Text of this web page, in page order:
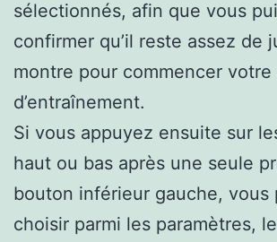
sélectionnés, afin que vous
confirmer qu’il reste assez de
montre pour commencer votre
d’entraînement.
Si vous appuyez ensuite sur
haut ou bas après une seule
bouton inférieur gauche, vous
choisir parmi les paramètres,